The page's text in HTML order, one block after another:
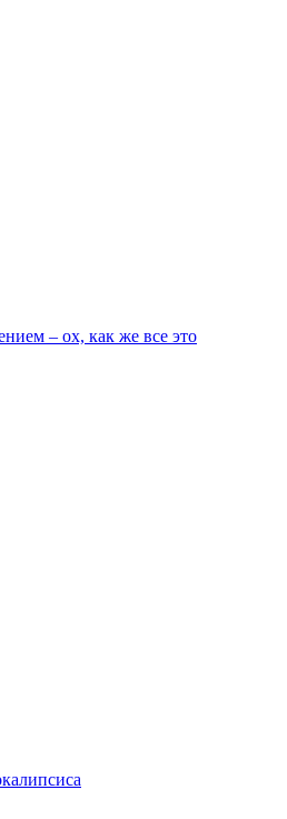
– ох, как же все это